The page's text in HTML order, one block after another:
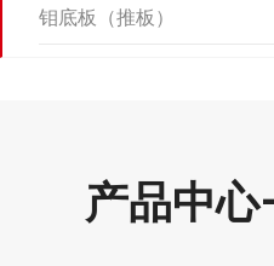
钼底板（推板）
产品中